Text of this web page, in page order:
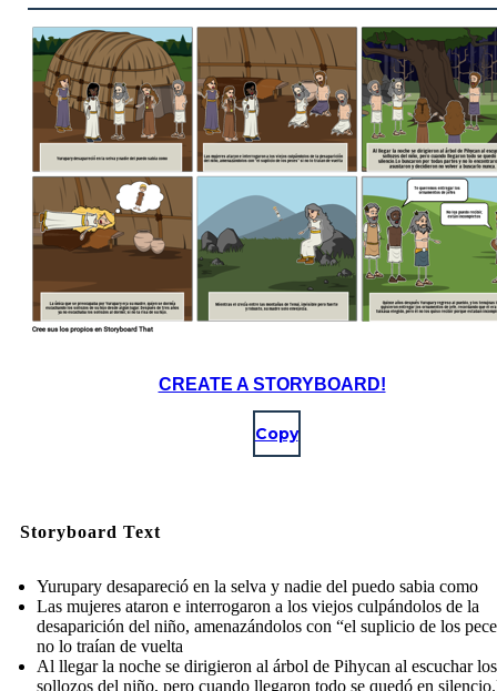
CREATE A STORYBOARD!
Copy
Storyboard Text
Yurupary desapareció en la selva y nadie del puedo sabia como
Las mujeres ataron e interrogaron a los viejos culpándolos de la
desaparición del niño, amenazándolos con “el suplicio de los
no lo traían de vuelta
Al llegar la noche se dirigieron al árbol de Pihycan al escuchar los
sollozos del niño, pero cuando llegaron todo se quedó en